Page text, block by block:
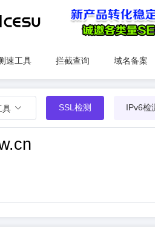
速工具 拦截查询 域名备案
具 SSL检测 IPv6检